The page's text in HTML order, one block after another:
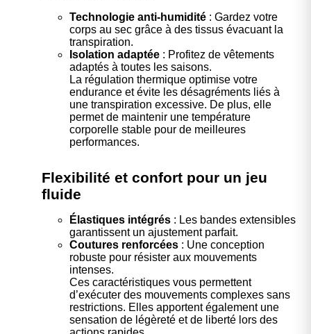
Technologie anti-humidité : Gardez votre
corps au sec grâce à des tissus évacuant la
transpiration.
Isolation adaptée : Profitez de vêtements
adaptés à toutes les saisons.
La régulation thermique optimise votre
endurance et évite les désagréments liés à
une transpiration excessive. De plus, elle
permet de maintenir une température
corporelle stable pour de meilleures
performances.
Flexibilité et confort pour un jeu
fluide
Élastiques intégrés : Les bandes extensibles
garantissent un ajustement parfait.
Coutures renforcées : Une conception
robuste pour résister aux mouvements
intenses.
Ces caractéristiques vous permettent
d’exécuter des mouvements complexes sans
restrictions. Elles apportent également une
sensation de légèreté et de liberté lors des